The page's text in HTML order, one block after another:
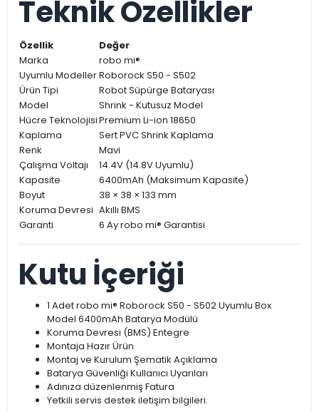
Teknik Özellikler
Özellik
Değer
Marka
robo mi®
Uyumlu ModellerRoborock S50 - S502
Ürün Tipi
Robot Süpürge Bataryası
Model
Shrink - Kutusuz Model
Hücre TeknolojisiPremium Li-ion 18650
Kaplama
Sert PVC Shrink Kaplama
Renk
Mavi
Çalışma Voltajı
14.4V (14.8V Uyumlu)
Kapasite
6400mAh (Maksimum Kapasite)
Boyut
38 × 38 × 133 mm
Koruma Devresi Akıllı BMS
Garanti
6 Ay robo mi® Garantisi
Kutu İçeriği
1 Adet robo mi® Roborock S50 - S502 Uyumlu Box
Model 6400mAh Batarya Modülü
Koruma Devresi (BMS) Entegre
Montaja Hazır Ürün
Montaj ve Kurulum Şematik Açıklama
Batarya Güvenliği Kullanıcı Uyarıları
Adınıza düzenlenmiş Fatura
Yetkili servis destek iletişim bilgileri.